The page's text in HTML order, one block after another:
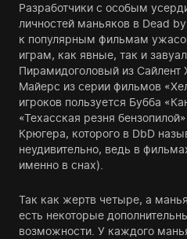
Разработчики с особым
личностей маньяков в Dead
к популярным фильмам
играм, как явные, так и
Пирамидоголовый из Сайлент
Майерс из серии фильмов
игроков пользуется Бубба
«Техасская резня
Крюгера, которого в DbD
неудивительно, ведь в
именно в снах).
Так как жертв четыре, а
есть некоторые
возможности. У каждого